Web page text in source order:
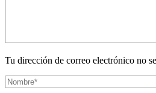
Tu dirección de correo electrónico no